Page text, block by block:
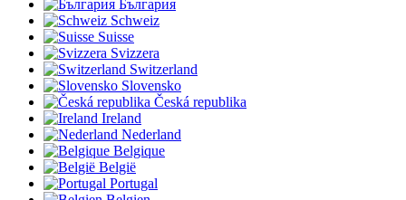
България
Schweiz
Suisse
Svizzera
Switzerland
Slovensko
Česká republika
Ireland
Nederland
Belgique
België
Portugal